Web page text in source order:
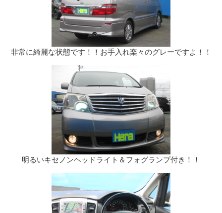
非常に綺麗な状態です！！お手入れ楽々のグレーですよ！！
明るいキセノンヘッドライト＆フォグランプ付き！！